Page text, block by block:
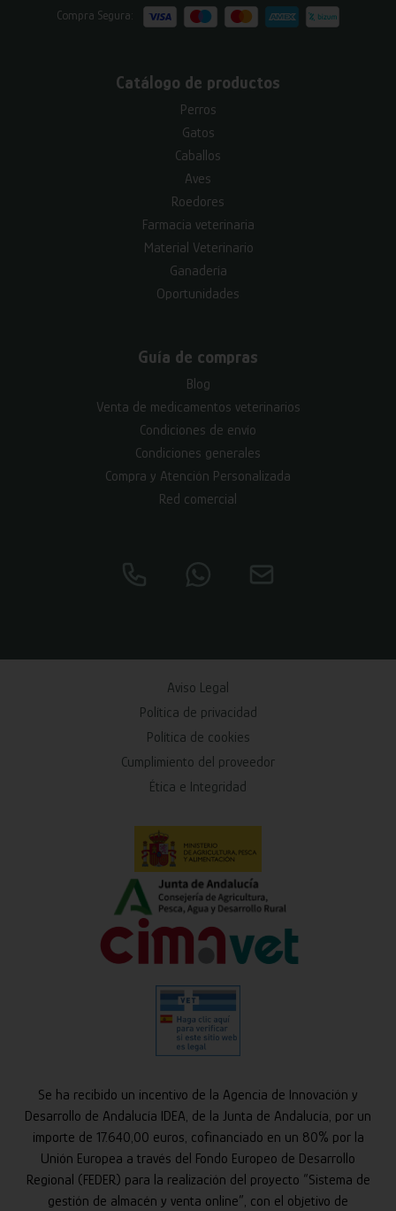
Compra Segura:
Catálogo de productos
Perros
Gatos
Caballos
Aves
Roedores
Farmacia veterinaria
Material Veterinario
Ganadería
Oportunidades
Guía de compras
Blog
Venta de medicamentos veterinarios
Condiciones de envío
Condiciones generales
Compra y Atención Personalizada
Red comercial
Aviso Legal
Política de privacidad
Política de cookies
Cumplimiento del proveedor
Ética e Integridad
Se ha recibido un incentivo de la Agencia de Innovación y
Desarrollo de Andalucía IDEA, de la Junta de Andalucía, por un
importe de 17.640,00 euros, cofinanciado en un 80% por la
Unión Europea a través del Fondo Europeo de Desarrollo
Regional (FEDER) para la realización del proyecto “Sistema de
gestión de almacén y venta online”, con el objetivo de